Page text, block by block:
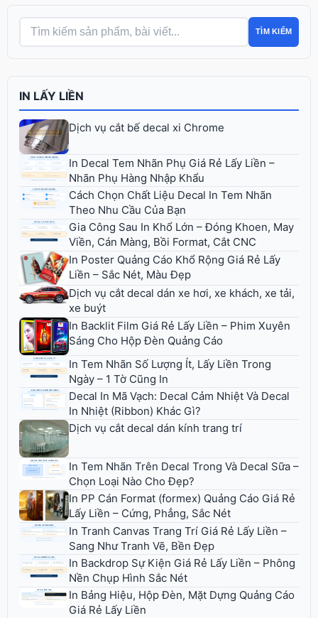
TÌM KIẾM
IN LẤY LIỀN
Dịch vụ cắt bế decal xi Chrome
In Decal Tem Nhãn Phụ Giá Rẻ Lấy Liền –
Nhãn Phụ Hàng Nhập Khẩu
Cách Chọn Chất Liệu Decal In Tem Nhãn
Theo Nhu Cầu Của Bạn
Gia Công Sau In Khổ Lớn – Đóng Khoen, May
Viền, Cán Màng, Bồi Format, Cắt CNC
In Poster Quảng Cáo Khổ Rộng Giá Rẻ Lấy
Liền – Sắc Nét, Màu Đẹp
Dịch vụ cắt decal dán xe hơi, xe khách, xe tải,
xe buýt
In Backlit Film Giá Rẻ Lấy Liền – Phim Xuyên
Sáng Cho Hộp Đèn Quảng Cáo
In Tem Nhãn Số Lượng Ít, Lấy Liền Trong
Ngày – 1 Tờ Cũng In
Decal In Mã Vạch: Decal Cảm Nhiệt Và Decal
In Nhiệt (Ribbon) Khác Gì?
Dịch vụ cắt decal dán kính trang trí
In Tem Nhãn Trên Decal Trong Và Decal Sữa –
Chọn Loại Nào Cho Đẹp?
In PP Cán Format (formex) Quảng Cáo Giá Rẻ
Lấy Liền – Cứng, Phẳng, Sắc Nét
In Tranh Canvas Trang Trí Giá Rẻ Lấy Liền –
Sang Như Tranh Vẽ, Bền Đẹp
In Backdrop Sự Kiện Giá Rẻ Lấy Liền – Phông
Nền Chụp Hình Sắc Nét
In Bảng Hiệu, Hộp Đèn, Mặt Dựng Quảng Cáo
Giá Rẻ Lấy Liền